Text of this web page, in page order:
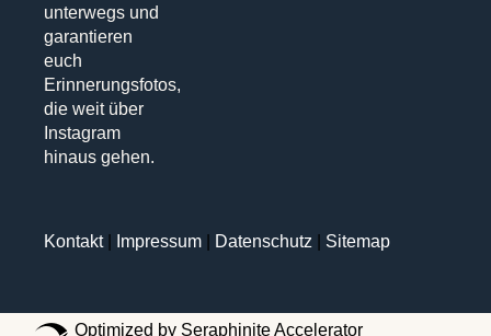
unterwegs und
garantieren
euch
Erinnerungsfotos,
die weit über
Instagram
hinaus gehen.
Kontakt| Impressum Datenschutz Sitemap
Optimized by Seraphinite Accelerator